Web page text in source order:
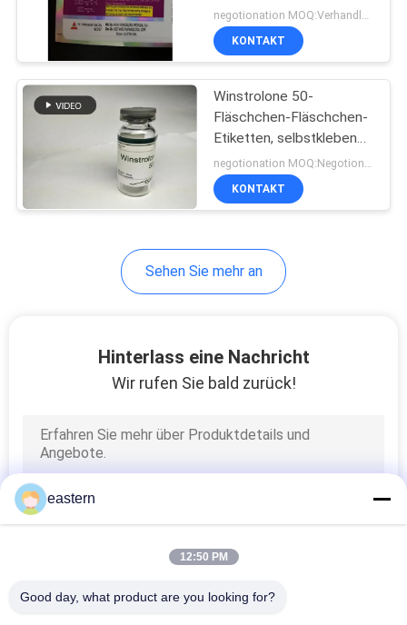
Medizin-Flaschen-
Aufkleber
Medizin-Flaschen-
kleine Glasphiolen
selbstklebende
Aufkleber, matte
Laminierung
negotionation MOQ:Verhandlung
KONTAKT
Winstrolone 50-
Fläschchen-Fläschchen-
Etiketten, selbstklebende
Aufkleber-Etiketten aus
beschichtetem
Papiermaterial
negotionation MOQ:Negotionation
KONTAKT
Sehen Sie mehr an
Hinterlass eine Nachricht
Wir rufen Sie bald zurück!
eastern
12:50 PM
Good day, what product are you looking for?